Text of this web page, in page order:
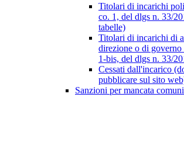
Titolari di incarichi
co. 1, del dlgs n. 33/
tabelle)
Titolari di incarichi di
direzione o di
1-bis, del dlgs n. 33/
Cessati dall'incarico
pubblicare sul sito
Sanzioni per mancata